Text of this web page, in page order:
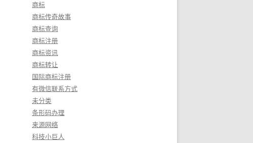
商标
商标传奇故事
商标查询
商标注册
商标资讯
商标转让
国际商标注册
有微信联系方式
未分类
条形码办理
来源网络
科技小巨人